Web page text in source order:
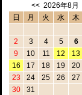
<< 2026年8月
日
月 火 水 木
2
3 4 5 6
9
10 11 12 13
16
17 18 19 20
23
24 25 26 27
30
31